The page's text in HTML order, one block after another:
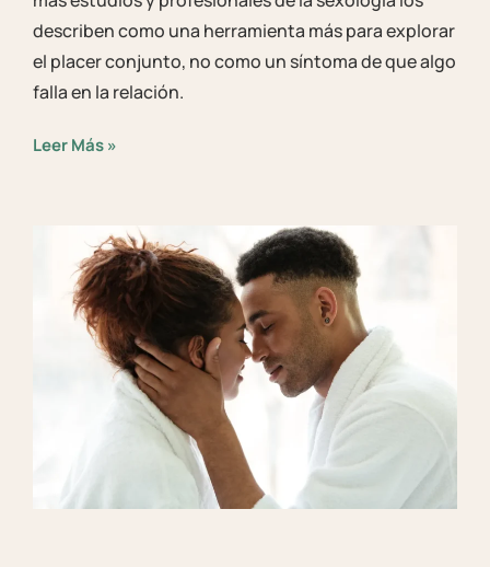
describen como una herramienta más para explorar
el placer conjunto, no como un síntoma de que algo
falla en la relación.
Leer Más »